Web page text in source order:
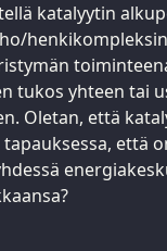
katalyytin
tukos yhteen tai
Oletan, että
että